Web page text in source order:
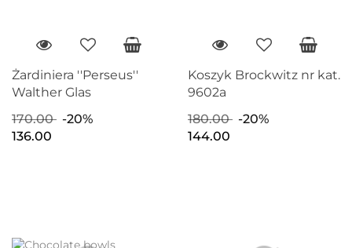
Żardiniera ''Perseus''
Walther Glas
170.00
-20%
136.00
Koszyk Brockwitz nr kat.
9602a
180.00
-20%
144.00